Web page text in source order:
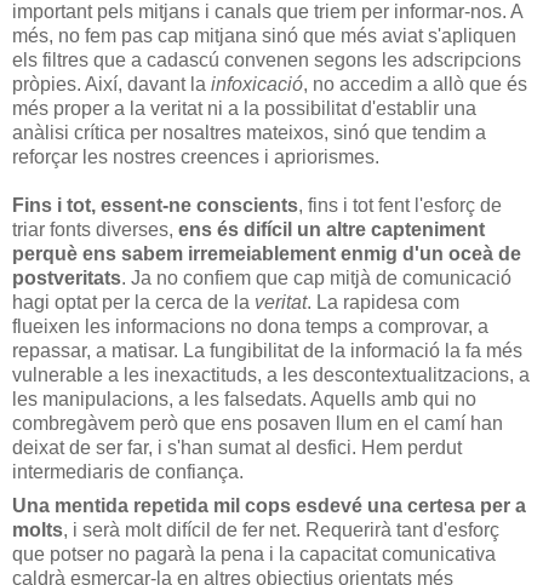
important pels mitjans i canals que triem per informar-nos. A
més, no fem pas cap mitjana sinó que més aviat s'apliquen
els filtres que a cadascú convenen segons les adscripcions
pròpies. Així, davant la infoxicació, no accedim a allò que és
més proper a la veritat ni a la possibilitat d'establir una
anàlisi crítica per nosaltres mateixos, sinó que tendim a
reforçar les nostres creences i apriorismes.
Fins i tot, essent-ne conscients, fins i tot fent l'esforç de
triar fonts diverses, ens és difícil un altre capteniment
perquè ens sabem irremeiablement enmig d'un oceà de
postveritats. Ja no confiem que cap mitjà de comunicació
hagi optat per la cerca de la veritat. La rapidesa com
flueixen les informacions no dona temps a comprovar, a
repassar, a matisar. La fungibilitat de la informació la fa més
vulnerable a les inexactituds, a les descontextualitzacions, a
les manipulacions, a les falsedats. Aquells amb qui no
combregàvem però que ens posaven llum en el camí han
deixat de ser far, i s'han sumat al desfici. Hem perdut
intermediaris de confiança.
Una mentida repetida mil cops esdevé una certesa per a
molts, i serà molt difícil de fer net. Requerirà tant d'esforç
que potser no pagarà la pena i la capacitat comunicativa
caldrà esmerçar-la en altres objectius orientats més